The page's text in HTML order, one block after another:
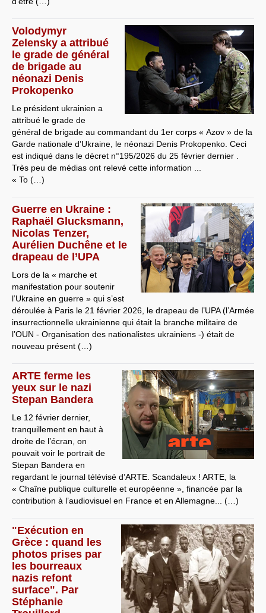
Volodymyr
Zelensky a attribué
le grade de général
de brigade au
néonazi Denis
Prokopenko
Le président ukrainien a
attribué le grade de
général de brigade au commandant du 1er corps « Azov » de la
Garde nationale d’Ukraine, le néonazi Denis Prokopenko. Ceci
est indiqué dans le décret n°195/2026 du 25 février dernier .
Très peu de médias ont relevé cette information ...
« To (…)
Guerre en Ukraine :
Raphaël Glucksmann,
Nicolas Tenzer,
Aurélien Duchêne et le
drapeau de l’UPA
Lors de la « marche et
manifestation pour soutenir
l’Ukraine en guerre » qui s’est
déroulée à Paris le 21 février 2026, le drapeau de l’UPA (l’Armée
insurrectionnelle ukrainienne qui était la branche militaire de
l’OUN - Organisation des nationalistes ukrainiens -) était de
nouveau présent (…)
ARTE ferme les
yeux sur le nazi
Stepan Bandera
Le 12 février dernier,
tranquillement en haut à
droite de l’écran, on
pouvait voir le portrait de
Stepan Bandera en
regardant le journal télévisé d’ARTE. Scandaleux ! ARTE, la
« Chaîne publique culturelle et européenne », financée par la
contribution à l’audiovisuel en France et en Allemagne... (…)
"Exécution en
Grèce : quand les
photos prises par
les bourreaux
nazis refont
surface". Par
Stéphanie